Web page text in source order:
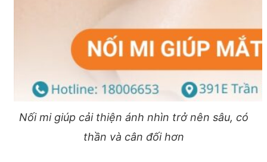
Nối mi giúp cải thiện ánh nhìn trở nên sâu, có
thần và cân đối hơn